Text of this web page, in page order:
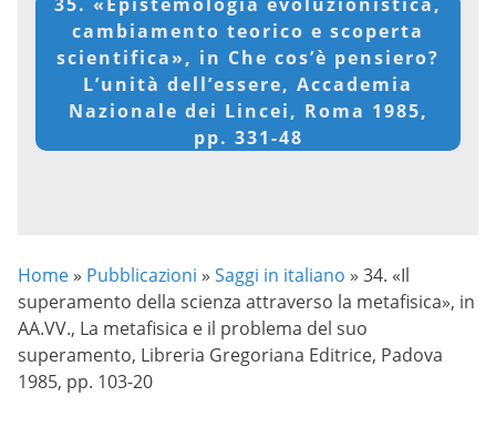
cambiamento teorico e scoperta
scientifica», in Che cos’è pensiero?
L’unità dell’essere, Accademia
Nazionale dei Lincei, Roma 1985,
pp. 331-48
Home » Pubblicazioni » Saggi in italiano » 34. «Il
superamento della scienza attraverso la metafisica», in
AA.VV., La metafisica e il problema del suo
superamento, Libreria Gregoriana Editrice, Padova
1985, pp. 103-20